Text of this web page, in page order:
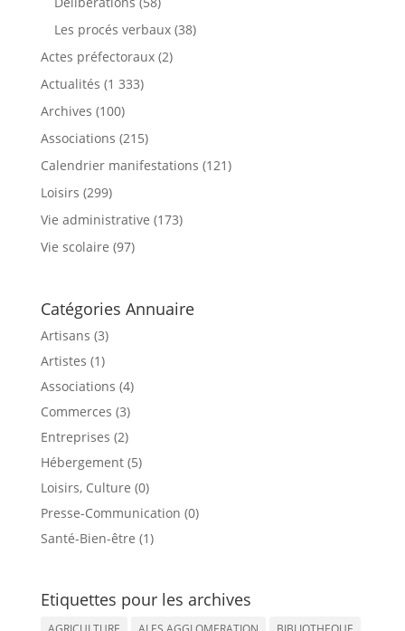
Les procés verbaux(38)
Actes préfectoraux(2)
Actualités (1 333)
Archives (100)
Associations (215)
Calendrier manifestations (121)
Loisirs (299)
Vie administrative (173)
Vie scolaire (97)
Catégories Annuaire
Artisans (3)
Artistes (1)
Associations (4)
Commerces (3)
Entreprises (2)
Hébergement (5)
Loisirs, Culture (0)
Presse-Communication (0)
Santé-Bien-être (1)
Etiquettes pour les archives